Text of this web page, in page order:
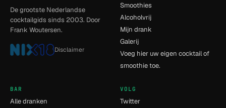
De grootste Nederlandse
cocktailgids sinds 2003. Door
Frank Woutersen.
Disclaimer
Smoothies
Alcoholvrij
Mijn drank
Galerij
Voeg hier uw eigen cocktail of
smoothie toe.
BAR
Alle dranken
VOLG
Twitter